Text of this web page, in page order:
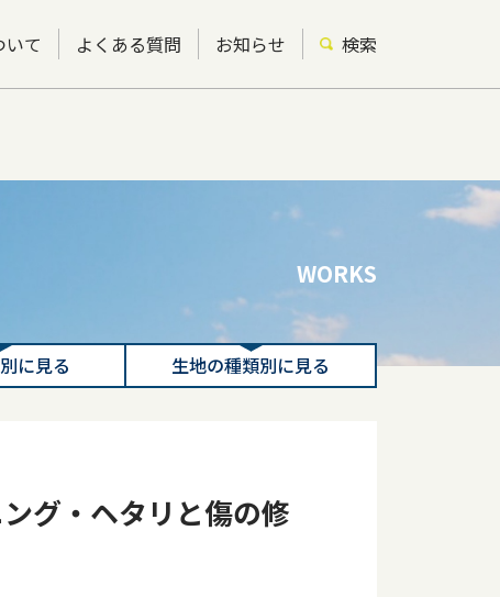
て よくある質問 お知らせ 検索
WORKS
に見る 生地の種類別に見る
グ・ヘタリと傷の修